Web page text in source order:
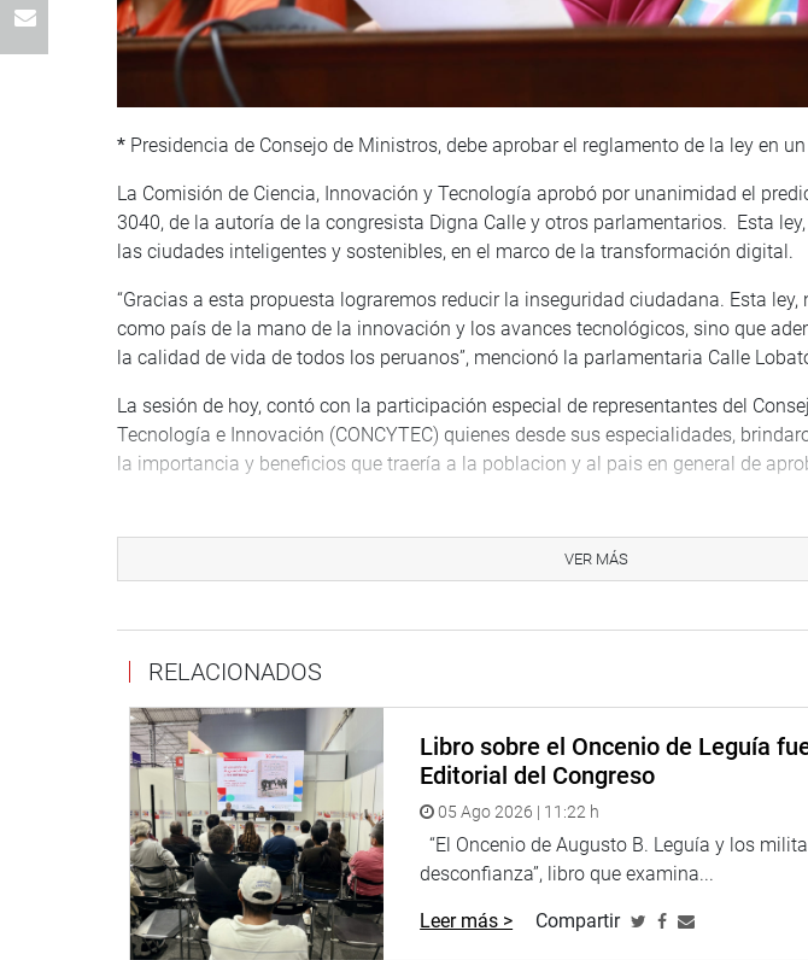
* Presidencia de Consejo de Ministros, debe aprobar el reglamento de la ley en
La Comisión de Ciencia, Innovación y Tecnología aprobó por unanimidad el
3040, de la autoría de la congresista Digna Calle y otros parlamentarios. Esta
las ciudades inteligentes y sostenibles, en el marco de la transformación digital.
“Gracias a esta propuesta lograremos reducir la inseguridad ciudadana. Esta
como país de la mano de la innovación y los avances tecnológicos, sino que
la calidad de vida de todos los peruanos”, mencionó la parlamentaria Calle
La sesión de hoy, contó con la participación especial de representantes del
Tecnología e Innovación (CONCYTEC) quienes desde sus especialidades,
la importancia y beneficios que traería a la poblacion y al pais en general de
Perú será un país competitivo al igual que muchos otros paises del mundo, y
articulada; nuestra economía, cultura, turismo, medio ambiente y nuestra
Gobiernos Locales y Modernización de la Gestión del Estado y a la Comisión de
Tecnología, como segunda comisión dictaminadora, dispuso que la Presidencia
apruebe el reglamento de la ley en un plazo de 90 días hábiles, no sin antes ser
próximo Pleno.
VER MÁS
RELACIONADOS
Libro sobre el Oncenio de Leguía
Editorial del Congreso
05 Ago 2026 | 11:22 h
“El Oncenio de Augusto B. Leguía y los
desconfianza”, libro que examina...
Leer más > Compartir